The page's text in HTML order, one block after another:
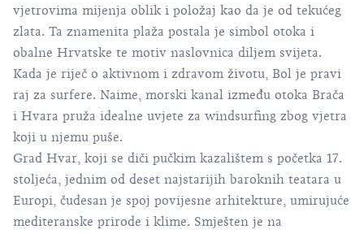
vjetrovima mijenja oblik i položaj kao da je od tekućeg
zlata. Ta znamenita plaža postala je simbol otoka i
obalne Hrvatske te motiv naslovnica diljem svijeta.
Kada je riječ o aktivnom i zdravom životu, Bol je pravi
raj za surfere. Naime, morski kanal između otoka Brača
i Hvara pruža idealne uvjete za windsurfing zbog vjetra
koji u njemu puše.
Grad Hvar, koji se diči pučkim kazalištem s početka 17.
stoljeća, jednim od deset najstarijih baroknih teatara u
Europi, čudesan je spoj povijesne arhitekture, umirujuće
mediteranske prirode i klime. Smješten je na